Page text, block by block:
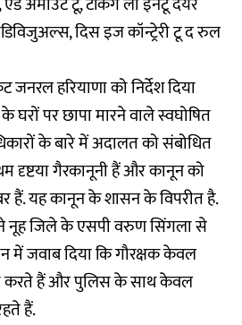
दिस इज कॉन्ट्रेरी टू द रुल
हरियाणा को निर्देश दिया
घरों पर छापा मारने वाले स्वघोषित
के बारे में अदालत को संबोधित
दृष्टया गैरकानूनी हैं और कानून को
हैं. यह कानून के शासन के विपरीत है.
नूह जिले के एसपी वरुण सिंगला से
में जवाब दिया कि गौरक्षक केवल
करते हैं और पुलिस के साथ केवल
हैं.